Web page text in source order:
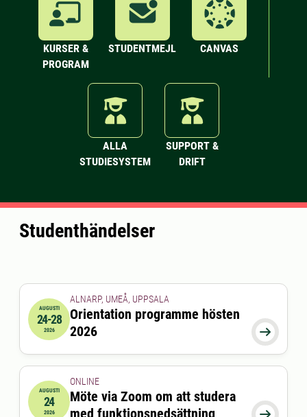
KURSER &
PROGRAM
STUDENTMEJL CANVAS
ALLA
STUDIESYSTEM
SUPPORT &
DRIFT
Studenthändelser
2026-08-24 00:00:00
AUGUSTI
24-28
2026 
ALNARP, UMEÅ, UPPSALA
Orientation programme hösten
2026
2026-08-24 15:00:00till2026-08-24 16:00:00
AUGUSTI
24
2026 
ONLINE
Möte via Zoom om att studera
med funktionsnedsättning